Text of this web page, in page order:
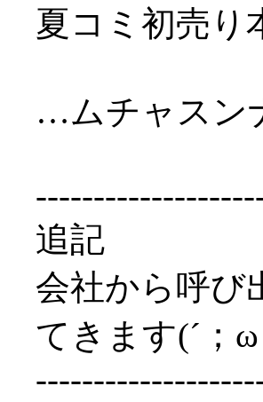
夏コミ初売り
…ムチャスン
追記
会社から呼び
てきます(´；